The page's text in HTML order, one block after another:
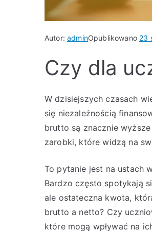
Autor:adminOpublikowano 23
Czy dla
W dzisiejszych czasach
się niezależnością
brutto są znacznie
zarobki, które widzą na
To pytanie jest na ustach
Bardzo często spotykają
ale ostateczna kwota,
brutto a netto? Czy
które mogą wpływać na